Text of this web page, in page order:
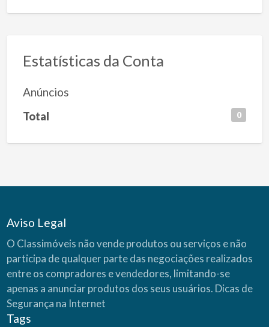
Estatísticas da Conta
Anúncios
Total 0
Aviso Legal
O Classimóveis não vende produtos ou serviços e não
participa de qualquer parte das negociações realizados
entre os compradores e vendedores, limitando-se
apenas a anunciar produtos dos seus usuários. Dicas de
Segurança na Internet
Tags